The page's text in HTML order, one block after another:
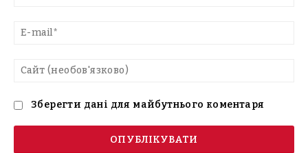
Зберегти дані для майбутнього коментаря